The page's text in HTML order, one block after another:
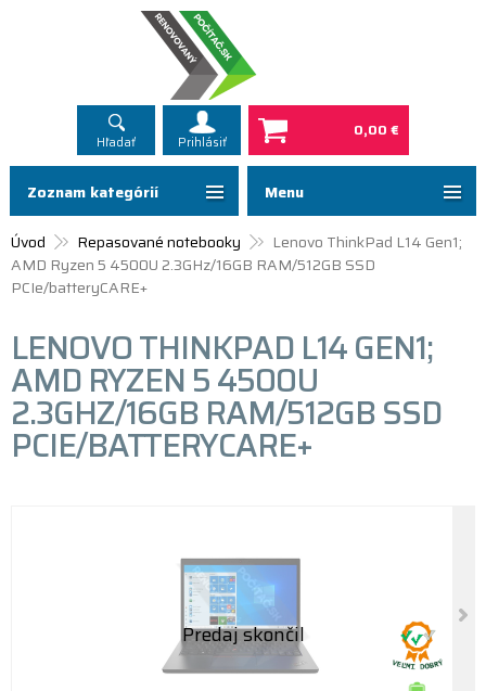
Hľadať Prihlásiť
0,00 €
Menu
Úvod Repasované notebooky
Lenovo ThinkPad L14 Gen1;
AMD Ryzen 5 4500U 2.3GHz/16GB RAM/512GB SSD
PCIe/batteryCARE+
LENOVO THINKPAD L14 GEN1;
AMD RYZEN 5 4500U
2.3GHZ/16GB RAM/512GB SSD
PCIE/BATTERYCARE+
Zoznam kategórií